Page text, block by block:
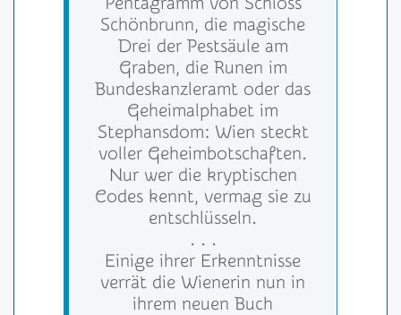
Schönbrunn, die magische
Drei der Pestsäule am
Graben, die Runen im
Bundeskanzleramt oder das
Geheimalphabet im
Stephansdom: Wien steckt
voller Geheimbotschaften.
Nur wer die kryptischen
Codes kennt, vermag sie zu
entschlüsseln.
. . .
Einige ihrer Erkenntnisse
verrät die Wienerin nun in
ihrem neuen Buch